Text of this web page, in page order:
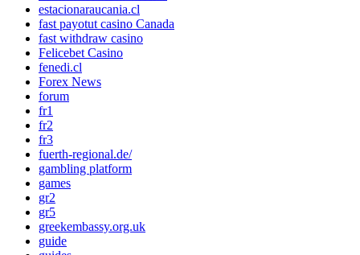
estacionaraucania.cl
fast payotut casino Canada
fast withdraw casino
Felicebet Casino
fenedi.cl
Forex News
forum
fr1
fr2
fr3
fuerth-regional.de/
gambling platform
games
gr2
gr5
greekembassy.org.uk
guide